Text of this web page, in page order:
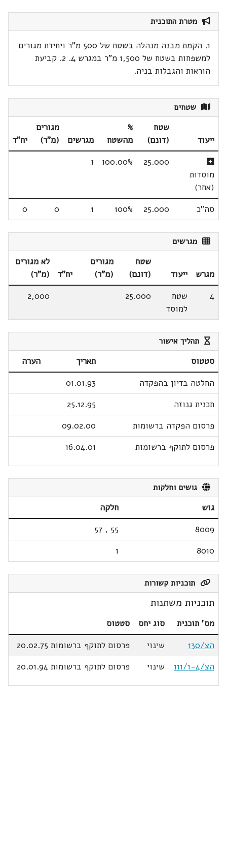
מטרת התוכנית
1. הקמת מבנה מנהלה בשטח של 500 מ"ר ויחידת מגורים
למשפחות בשטח של 1,500 מ"ר במגרש 4. 2. קביעת
הוראות והגבלות בניה.
שטחים
ייעוד
שטח
(דונם)
%
מהשטח
מגרשים
מגורים
(מ"ר)
יח"ד
מוסדות
(אחר)
25.000
100.00%
1
סה"כ 25.000
100%
1
0
0
מגרשים
מגרש ייעוד
שטח
(דונם)
מגורים
(מ"ר)
יח"ד
לא מגורים
(מ"ר)
4
שטח
למוסד
25.000
2,000
תהליך אישור
סטטוס תאריך
הערה
החלטה בדיון בהפקדה
01.01.93
תכנית גנוזה
25.12.95
פרסום הפקדה ברשומות
09.02.00
פרסום לתוקף ברשומות
16.04.01
גושים וחלקות
גוש
חלקה
8009
55
,
57
8010
1
תוכניות קשורות
תוכניות משתנות
מס' תוכנית סוג יחס
סטטוס
הצ/130
שינוי
פרסום לתוקף ברשומות 20.02.75
הצ/111/1-4
שינוי פרסום לתוקף ברשומות 20.01.94